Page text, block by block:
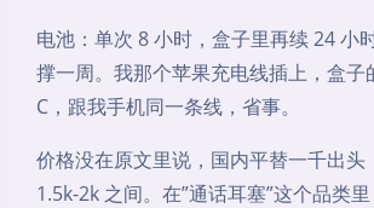
电池：单次 8 小时，盒子里再续 24 小
撑一周。我那个苹果充电线插上，盒子
C，跟我手机同一条线，省事。
价格没在原文里说，国内平替一千出头
1.5k-2k 之间。在”通话耳塞”这个品类